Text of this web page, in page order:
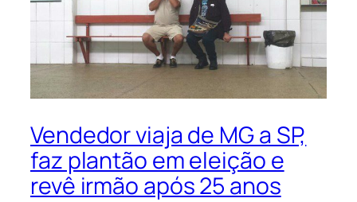
Vendedor viaja de MG a SP,
faz plantão em eleição e
revê irmão após 25 anos